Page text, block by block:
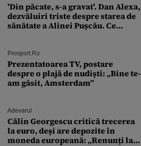
'Din păcate, s-a gravat'. Dan Alexa,
dezvăluiri triste despre starea de
sănătate a Alinei Pușcău. Ce
Prosport.ro
Prezentatoarea TV, postare
despre o plajă de nudiști: „Bine te-
am găsit, Amsterdam”
Adevarul
Călin Georgescu critică trecerea
la euro, deși are depozite în
moneda europeană: „Renunți la